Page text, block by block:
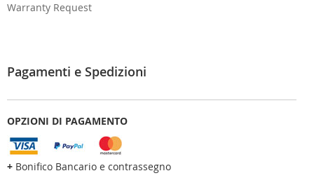
Warranty Request
Pagamenti e Spedizioni
OPZIONI DI PAGAMENTO
+ Bonifico Bancario e contrassegno